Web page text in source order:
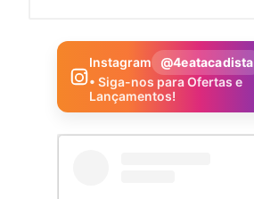
Instagram
@4eatacadista
• Siga-nos para Ofertas e
Lançamentos!